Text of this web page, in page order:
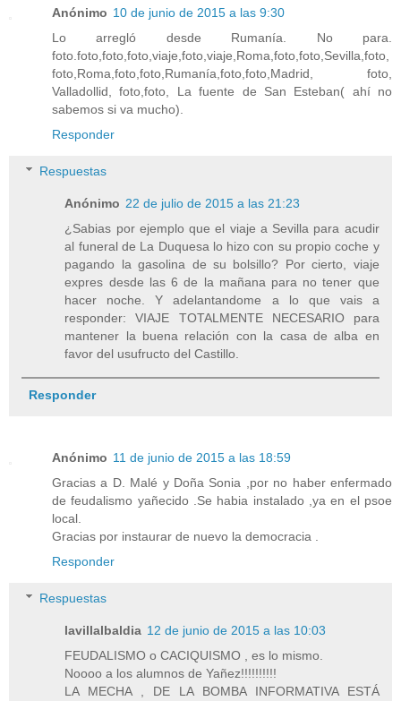
Anónimo 10 de junio de 2015 a las 9:30
Lo arregló desde Rumanía. No para.
foto.foto,foto,foto,viaje,foto,viaje,Roma,foto,foto,Sevilla,foto,
foto,Roma,foto,foto,Rumanía,foto,foto,Madrid, foto,
Valladollid, foto,foto, La fuente de San Esteban( ahí no
sabemos si va mucho).
Responder
Respuestas
Anónimo 22 de julio de 2015 a las 21:23
¿Sabias por ejemplo que el viaje a Sevilla para acudir
al funeral de La Duquesa lo hizo con su propio coche y
pagando la gasolina de su bolsillo? Por cierto, viaje
expres desde las 6 de la mañana para no tener que
hacer noche. Y adelantandome a lo que vais a
responder: VIAJE TOTALMENTE NECESARIO para
mantener la buena relación con la casa de alba en
favor del usufructo del Castillo.
Responder
Anónimo 11 de junio de 2015 a las 18:59
Gracias a D. Malé y Doña Sonia ,por no haber enfermado
de feudalismo yañecido .Se habia instalado ,ya en el psoe
local.
Gracias por instaurar de nuevo la democracia .
Responder
Respuestas
lavillalbaldia 12 de junio de 2015 a las 10:03
FEUDALISMO o CACIQUISMO , es lo mismo.
Noooo a los alumnos de Yañez!!!!!!!!!!
LA MECHA , DE LA BOMBA INFORMATIVA ESTÁ